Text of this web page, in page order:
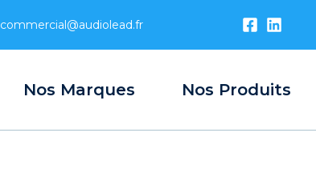
commercial@audiolead.fr
Nos Marques Nos Produits